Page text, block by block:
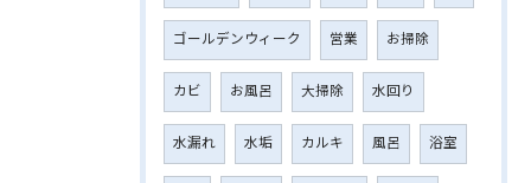
ゴールデンウィーク 営業 お掃除
カビ お風呂 大掃除 水回り
水漏れ 水垢 カルキ 風呂 浴室